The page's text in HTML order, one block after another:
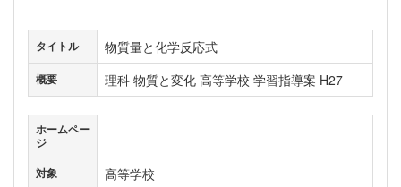
タイトル 物質量と化学反応式
概要 理科 物質と変化 高等学校 学習指導案 H27
ホームペー
ジ
対象
高等学校